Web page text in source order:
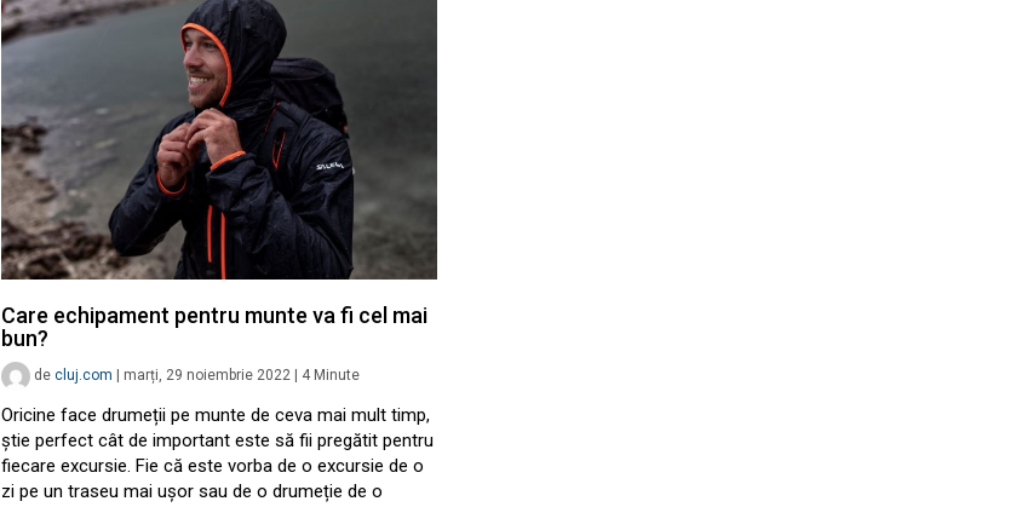
Care echipament pentru munte va fi cel mai
bun?
de cluj.com marți, 29 noiembrie 2022 4 Minute
Oricine face drumeții pe munte de ceva mai mult timp,
știe perfect cât de important este să fii pregătit pentru
fiecare excursie. Fie că este vorba de o excursie de o
zi pe un traseu mai ușor sau de o drumeție de o